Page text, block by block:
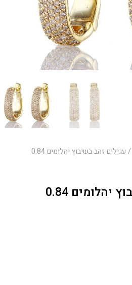
/ עגילים זהב בשיבוץ יהלומים 0.84
עגילים זהב בשיבוץ יהלומים 0.84